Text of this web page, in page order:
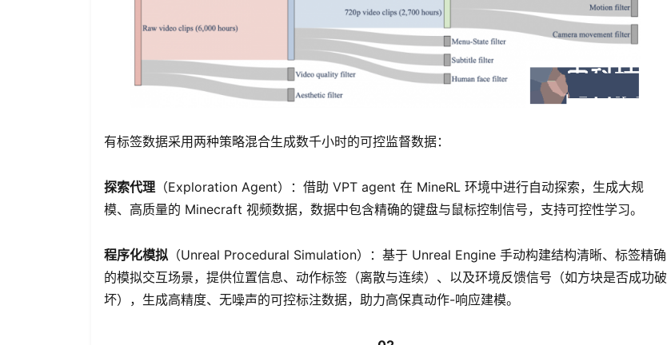
有标签数据采用两种策略混合生成数千小时的可控监督数据：
探索代理 （Exploration Agent）：借助 VPT agent 在 MineRL 环境中进行自动探索，生成大规
模、高质量的 Minecraft 视频数据，数据中包含精确的键盘与鼠标控制信号，支持可控性学习。
程序化模拟 （Unreal Procedural Simulation）：基于 Unreal Engine 手动构建结构清晰、标签精确
的模拟交互场景，提供位置信息、动作标签（离散与连续）、以及环境反馈信号（如方块是否成功破
坏），生成高精度、无噪声的可控标注数据，助力高保真动作-响应建模。